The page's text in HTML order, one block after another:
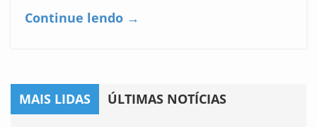
Continue lendo →
MAIS LIDAS ÚLTIMAS NOTÍCIAS